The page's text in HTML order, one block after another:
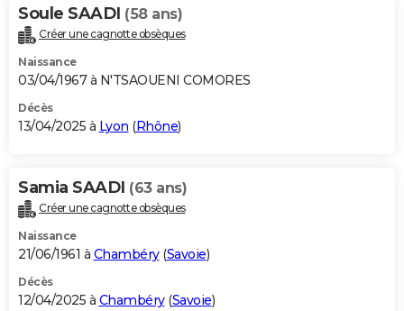
Soule SAADI (58 ans)
Créer une cagnotte obsèques
Naissance
03/04/1967 à N'TSAOUENI COMORES
Décès
13/04/2025 à Lyon (Rhône)
Samia SAADI (63 ans)
Créer une cagnotte obsèques
Naissance
21/06/1961 à Chambéry(Savoie)
Décès
12/04/2025 à Chambéry(Savoie)